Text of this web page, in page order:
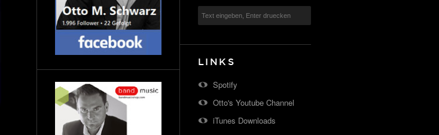
LINKS
Spotify
Otto's Youtube Channel
iTunes Downloads